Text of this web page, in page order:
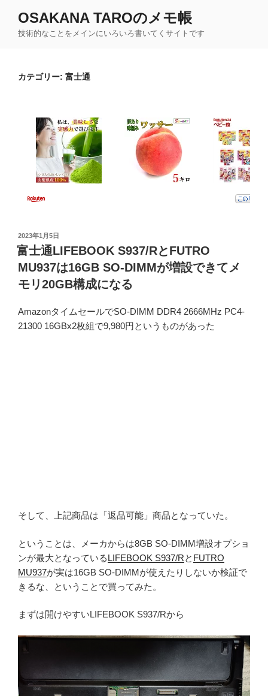
OSAKANA TAROのメモ帳
技術的なことをメインにいろいろ書いてくサイトです
カテゴリー: 富士通
投
稿
日:
2023年1月5日
富士通LIFEBOOK S937/RとFUTRO
MU937は16GB SO-DIMMが増設できてメ
モリ20GB構成になる
AmazonタイムセールでSO-DIMM DDR4 2666MHz PC4-
21300 16GBx2枚組で9,980円というものがあった
そして、上記商品は「返品可能」商品となっていた。
ということは、メーカからは8GB SO-DIMM増設オプショ
ンが最大となっているLIFEBOOK S937/Rと FUTRO
MU937が実は16GB SO-DIMMが使えたりしないか検証で
きるな、ということで買ってみた。
まずは開けやすいLIFEBOOK S937/Rから